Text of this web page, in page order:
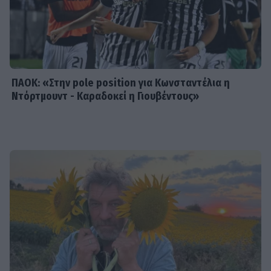
διακοπών, η αμφιβολία & η
αντίδραση στην απάντηση του
Στέλιου Μανουσάκη
ΠΑΟΚ: «Στην pole position για Κωνσταντέλια η
Ντόρτμουντ - Καραδοκεί η Γιουβέντους»